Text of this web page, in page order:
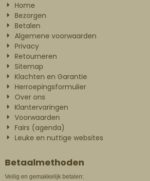
Home
Bezorgen
Betalen
Algemene voorwaarden
Privacy
Retourneren
Sitemap
Klachten en Garantie
Herroepingsformulier
Over ons
Klantervaringen
Voorwaarden
Fairs (agenda)
Leuke en nuttige websites
Betaalmethoden
Veilig en gemakkelijk betalen: